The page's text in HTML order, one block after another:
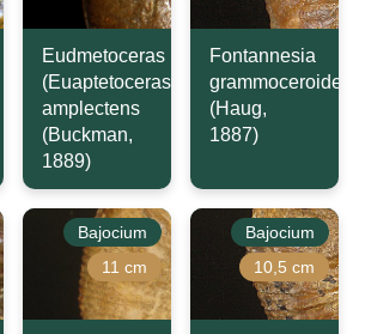
Eudmetoceras
(Euaptetoceras)
amplectens
(Buckman,
1889)
Fontannesia
grammoceroides
(Haug,
1887)
Bajocium
11 cm
Bajocium
10,5 cm